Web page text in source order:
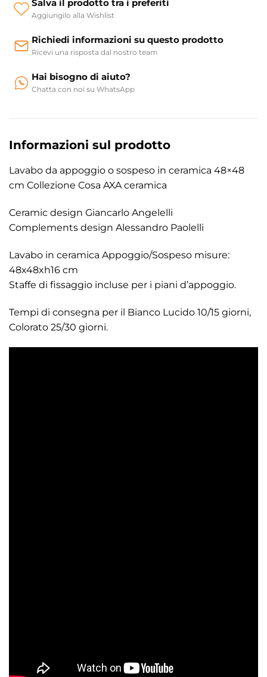
Salva il prodotto tra i preferiti
Aggiungilo alla Wishlist
Richiedi informazioni su questo prodotto
Ricevi una risposta dal nostro team
Hai bisogno di aiuto?
Chatta con noi su WhatsApp
Informazioni sul prodotto
Lavabo da appoggio o sospeso in ceramica 48×48
cm Collezione Cosa AXA ceramica
Ceramic design Giancarlo Angelelli
Complements design Alessandro Paolelli
Lavabo in ceramica Appoggio/Sospeso misure:
48x48xh16 cm
Staffe di fissaggio incluse per i piani d’appoggio.
Tempi di consegna per il Bianco Lucido 10/15 giorni,
Colorato 25/30 giorni.